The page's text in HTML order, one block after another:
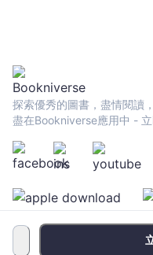
探索優秀的圖書，盡情閱讀，
盡在Bookniverse應用中 - 立